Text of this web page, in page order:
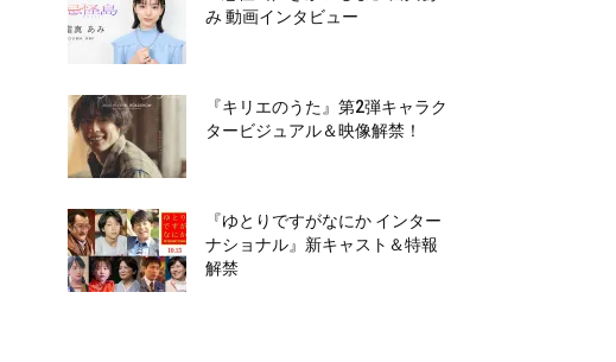
み 動画インタビュー
『キリエのうた』第2弾キャラク
タービジュアル＆映像解禁！
『ゆとりですがなにか インター
ナショナル』新キャスト＆特報
解禁